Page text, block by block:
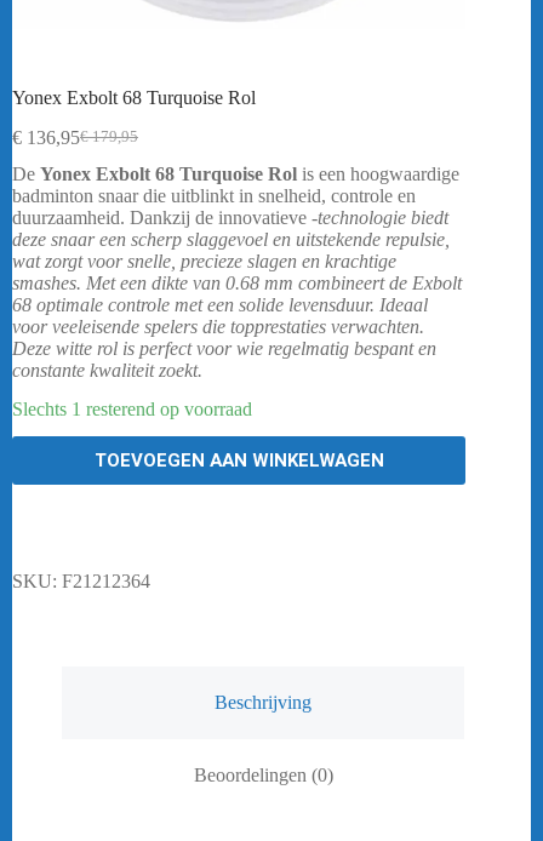
Yonex Exbolt 68 Turquoise Rol
€179,95
Oorspronkelijke
prijs
was:
€ 179,95.
€ 136,95Huidige
prijs
is:
€ 136,95.
De Yonex Exbolt 68 Turquoise Rol is een hoogwaardige
badminton snaar die uitblinkt in snelheid, controle en
duurzaamheid. Dankzij de innovatieve -technologie biedt
deze snaar een scherp slaggevoel en uitstekende repulsie,
wat zorgt voor snelle, precieze slagen en krachtige
smashes. Met een dikte van 0.68 mm combineert de Exbolt
68 optimale controle met een solide levensduur. Ideaal
voor veeleisende spelers die topprestaties verwachten.
Deze witte rol is perfect voor wie regelmatig bespant en
constante kwaliteit zoekt.
Slechts 1 resterend op voorraad
TOEVOEGEN AAN WINKELWAGEN
SKU: F21212364
Beschrijving
Beoordelingen (0)